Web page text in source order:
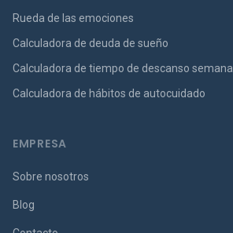
Rueda de las emociones
Calculadora de deuda de sueño
Calculadora de tiempo de descanso semanal
Calculadora de hábitos de autocuidado
EMPRESA
Sobre nosotros
Blog